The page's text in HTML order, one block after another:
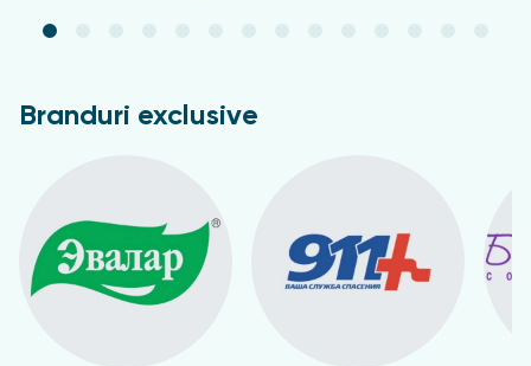
Branduri exclusive